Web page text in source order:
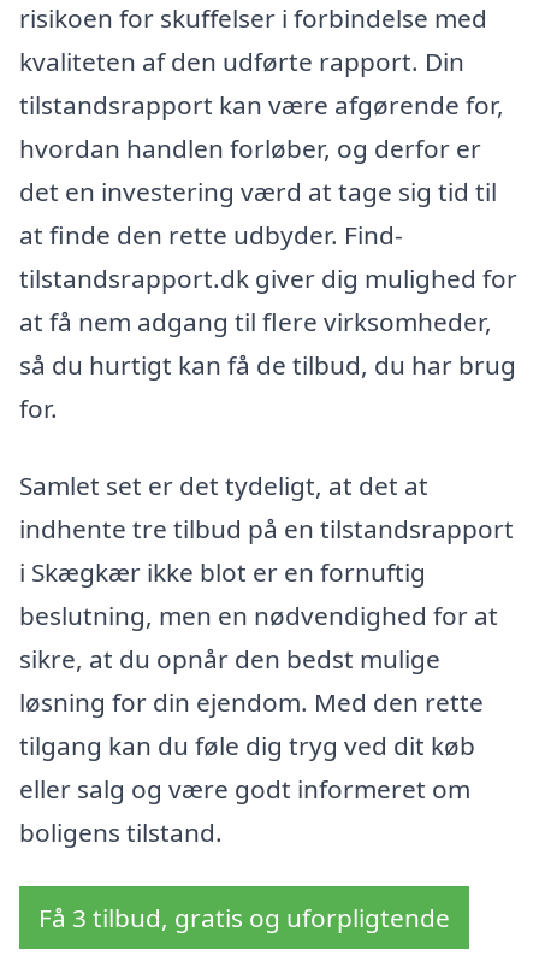
risikoen for skuffelser i forbindelse med
kvaliteten af den udførte rapport. Din
tilstandsrapport kan være afgørende for,
hvordan handlen forløber, og derfor er
det en investering værd at tage sig tid til
at finde den rette udbyder. Find-
tilstandsrapport.dk giver dig mulighed for
at få nem adgang til flere virksomheder,
så du hurtigt kan få de tilbud, du har brug
for.
Samlet set er det tydeligt, at det at
indhente tre tilbud på en tilstandsrapport
i Skægkær ikke blot er en fornuftig
beslutning, men en nødvendighed for at
sikre, at du opnår den bedst mulige
løsning for din ejendom. Med den rette
tilgang kan du føle dig tryg ved dit køb
eller salg og være godt informeret om
boligens tilstand.
Få 3 tilbud, gratis og uforpligtende